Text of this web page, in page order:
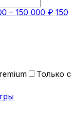
– 150 000 ₽ 150
Только с